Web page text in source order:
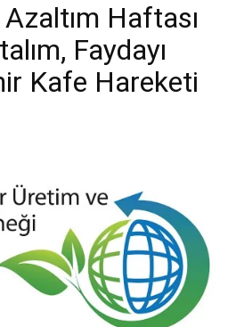
Haftası
Faydayı
Kafe Hareketi